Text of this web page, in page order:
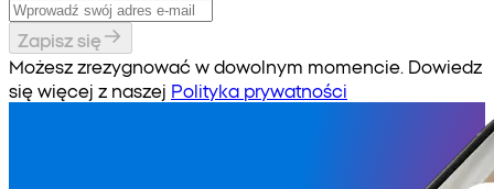
Zapisz się
Możesz zrezygnować w dowolnym momencie. Dowiedz
się więcej z naszej Polityka prywatności